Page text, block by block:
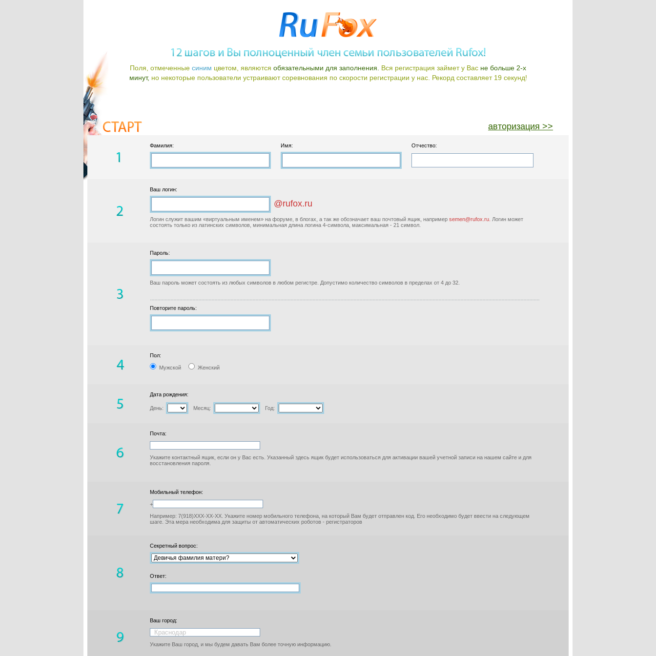
Поля, отмеченные синим цветом, являются обязательными для заполнения. Вся регистрация займет у Вас не больше 2-х
минут, но некоторые пользователи устраивают соревнования по скорости регистрации у нас. Рекорд составляет 19 секунд!
авторизация >>
Фамилия: Имя: Отчество:
Ваш логин:
@rufox.ru
Логин служит вашим «виртуальным именем» на форуме, в блогах, а так же обозначает ваш почтовый ящик, например semen@rufox.ru. Логин может
состоять только из латинских символов, минимальная длина логина 4-символа, максимальная - 21 символ.
Пароль:
Ваш пароль может состоять из любых символов в любом регистре. Допустимо количество символов в пределах от 4 до 32.
Повторите пароль:
Пол:
Мужской Женский
Дата рождения:
День: Месяц: Год:
Почта:
Укажите контактный ящик, если он у Вас есть. Указанный здесь ящик будет использоваться для активации вашей учетной записи на нашем сайте и для
восстановления пароля.
Мобильный телефон:
+
Например: 7(918)XXX-XX-XX. Укажите номер мобильного телефона, на который Вам будет отправлен код. Его необходимо будет ввести на следующем
шаге. Эта мера необходима для защиты от автоматических роботов - регистраторов
Секретный вопрос:
Ответ:
Ваш город:
Укажите Ваш город, и мы будем давать Вам более точную информацию.